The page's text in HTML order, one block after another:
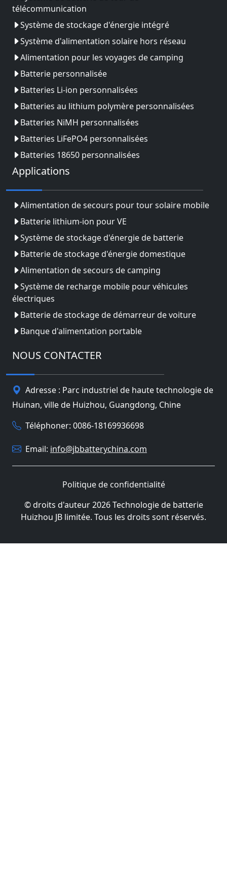
télécommunication
Système de stockage d'énergie intégré
Système d'alimentation solaire hors réseau
Alimentation pour les voyages de camping
Batterie personnalisée
Batteries Li-ion personnalisées
Batteries au lithium polymère personnalisées
Batteries NiMH personnalisées
Batteries LiFePO4 personnalisées
Batteries 18650 personnalisées
Applications
Alimentation de secours pour tour solaire mobile
Batterie lithium-ion pour VE
Système de stockage d'énergie de batterie
Batterie de stockage d'énergie domestique
Alimentation de secours de camping
Système de recharge mobile pour véhicules
électriques
Batterie de stockage de démarreur de voiture
Banque d'alimentation portable
NOUS CONTACTER
Adresse : Parc industriel de haute technologie de
Huinan, ville de Huizhou, Guangdong, Chine
Téléphoner: 0086-18169936698
Email: info@jbbatterychina.com
Politique de confidentialité
© droits d'auteur 2026 Technologie de batterie
Huizhou JB limitée. Tous les droits sont réservés.